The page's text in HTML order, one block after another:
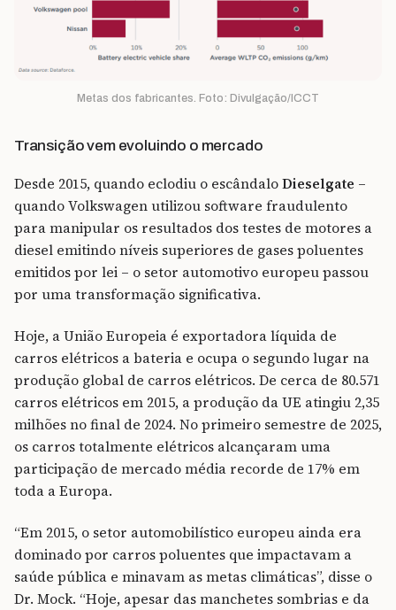
Metas dos fabricantes. Foto: Divulgação/ICCT
Transição vem evoluindo o mercado
Desde 2015, quando eclodiu o escândaloDieselgate –
quando Volkswagen utilizou software fraudulento
para manipular os resultados dos testes de motores a
diesel emitindo níveis superiores de gases poluentes
emitidos por lei – o setor automotivo europeu passou
por uma transformação significativa.
Hoje, a União Europeia é exportadora líquida de
carros elétricos a bateria e ocupa o segundo lugar na
produção global de carros elétricos. De cerca de 80.571
carros elétricos em 2015, a produção da UE atingiu 2,35
milhões no final de 2024. No primeiro semestre de 2025,
os carros totalmente elétricos alcançaram uma
participação de mercado média recorde de 17% em
toda a Europa.
“Em 2015, o setor automobilístico europeu ainda era
dominado por carros poluentes que impactavam a
saúde pública e minavam as metas climáticas”, disse o
Dr. Mock. “Hoje, apesar das manchetes sombrias e da